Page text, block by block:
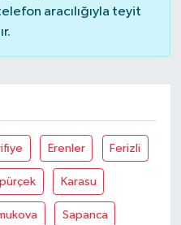
aracılığıyla teyit
Erenler Ferizli
Karasu
Sapanca